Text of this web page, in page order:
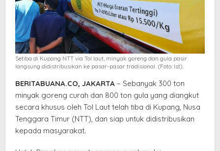
Setiba di Kupang NTT via Tol laut, minyak goreng dan gula pasir
langsung didistribusikan ke pasar-pasar tradisional. (Foto: Ist).
BERITABUANA.CO, JAKARTA – Sebanyak 300 ton
minyak goreng curah dan 800 ton gula yang diangkut
secara khusus oleh Tol Laut telah tiba di Kupang, Nusa
Tenggara Timur (NTT), dan siap untuk didistribusikan
kepada masyarakat.